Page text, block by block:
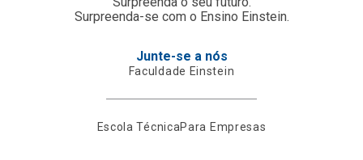
Surpreenda-se com o Ensino Einstein.
Junte-se a nós
Faculdade Einstein
Escola TécnicaPara Empresas